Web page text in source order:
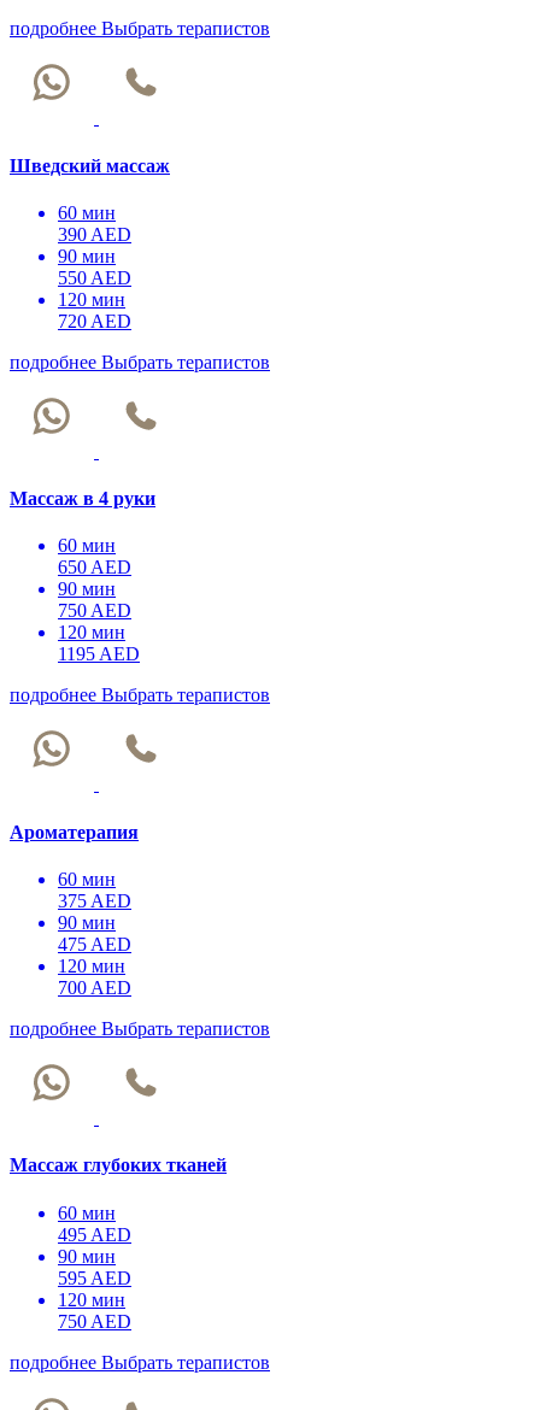
подробнее Выбрать терапистов
Шведский массаж
60 мин
390 AED
90 мин
550 AED
120 мин
720 AED
подробнее Выбрать терапистов
Массаж в 4 руки
60 мин
650 AED
90 мин
750 AED
120 мин
1195 AED
подробнее Выбрать терапистов
Ароматерапия
60 мин
375 AED
90 мин
475 AED
120 мин
700 AED
подробнее Выбрать терапистов
Массаж глубоких тканей
60 мин
495 AED
90 мин
595 AED
120 мин
750 AED
подробнее Выбрать терапистов